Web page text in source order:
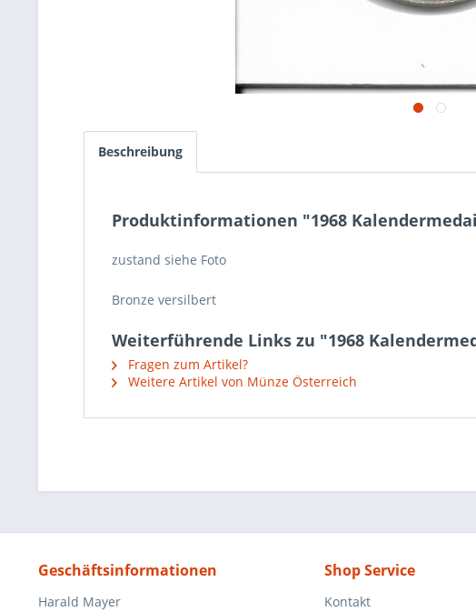
Beschreibung
Produktinformationen "1968
zustand siehe Foto
Bronze versilbert
Weiterführende Links zu "1968
Fragen zum Artikel?
Weitere Artikel von Münze Österreich
Geschäftsinformationen
Harald Mayer
Shop Service
Kontakt